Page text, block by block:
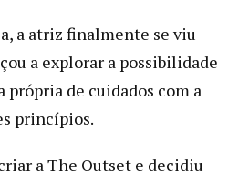
a atriz finalmente se viu
a explorar a possibilidade
própria de cuidados com a
princípios.
a The Outset e decidiu